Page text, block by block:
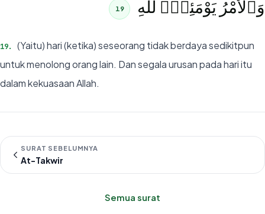
وَٱلْأَمْرُ يَوْمَئِذٍۢ لِّلَّهِ
19
19.
(Yaitu) hari (ketika) seseorang tidak berdaya sedikitpun
untuk menolong orang lain. Dan segala urusan pada hari itu
dalam kekuasaan Allah.
SURAT SEBELUMNYA
At-Takwir
Semua surat